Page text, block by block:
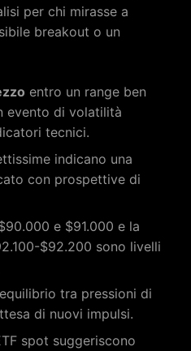
per chi mirasse a
breakout o un
entro un range ben
evento di volatilità
tecnici.
indicano una
con prospettive di
e $91.000 e la
$92.200 sono livelli
tra pressioni di
di nuovi impulsi.
spot suggeriscono